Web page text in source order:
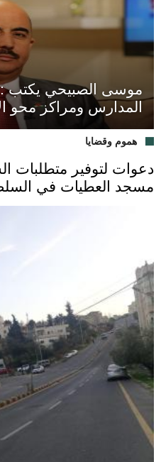
موسى الصبيحي يكتب
المدارس ومراكز محو
هموم وقضايا
دعوات لتوفير متطلبات
مسجد العطيات في